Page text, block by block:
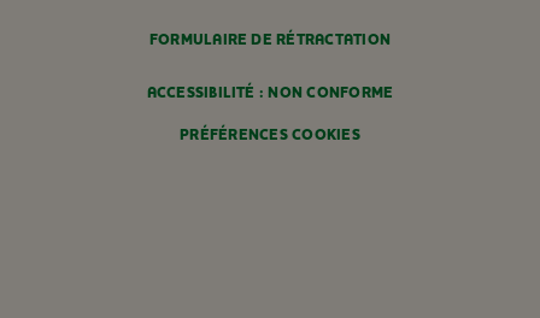
FORMULAIRE DE RÉTRACTATION
ACCESSIBILITÉ : NON CONFORME
PRÉFÉRENCES COOKIES